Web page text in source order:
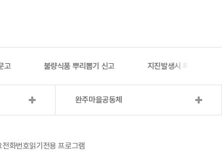
고 불량식품 뿌리뽑기 신고 지진발생시 옥외대피소
완주마을공동체
전화번호읽기전용 프로그램